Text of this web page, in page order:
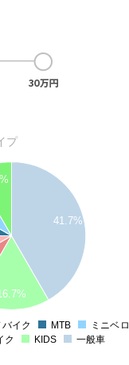
プ
41.7%
0
イク MTB
ミニベロ
ク
KIDS 一般車